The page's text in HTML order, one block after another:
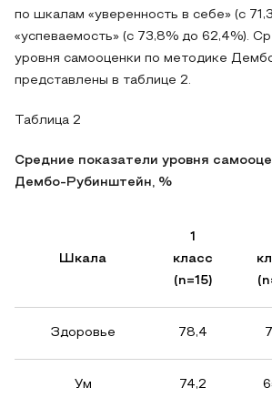
по шкалам «уверенность в себе» (с
«успеваемость» (с 73,8% до 62,4%).
уровня самооценки по методике
представлены в таблице 2.
Таблица 2
Средние показатели уровня
Дембо-Рубинштейн, %
Шкала
1
класс
(n=15)
Здоровье 78,4
Ум 74,2